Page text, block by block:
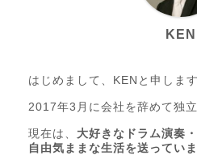
KEN
はじめまして、KENと申します
2017年3月に会社を辞めて独立
現在は、 大好きなドラム演奏
自由気ままな生活を送っていま